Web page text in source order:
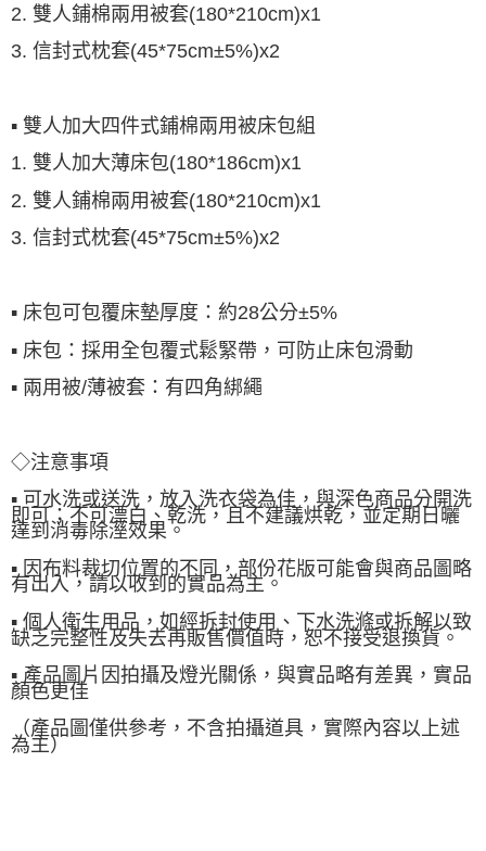
2. 雙人鋪棉兩用被套(180*210cm)x1
3. 信封式枕套(45*75cm±5%)x2
▪ 雙人加大四件式鋪棉兩用被床包組
1. 雙人加大薄床包(180*186cm)x1
2. 雙人鋪棉兩用被套(180*210cm)x1
3. 信封式枕套(45*75cm±5%)x2
▪ 床包可包覆床墊厚度：約28公分±5%
▪ 床包：採用全包覆式鬆緊帶，可防止床包滑動
▪ 兩用被/薄被套：有四角綁繩
◇注意事項
▪ 可水洗或送洗，放入洗衣袋為佳，與深色商品分開洗
即可；不可漂白、乾洗，且不建議烘乾，並定期日曬
達到消毒除溼效果。
▪ 因布料裁切位置的不同，部份花版可能會與商品圖略
有出入，請以收到的實品為主。
▪ 個人衛生用品，如經拆封使用、下水洗滌或拆解以致
缺乏完整性及失去再販售價值時，恕不接受退換貨。
▪ 產品圖片因拍攝及燈光關係，與實品略有差異，實品
顏色更佳
（產品圖僅供參考，不含拍攝道具，實際內容以上述
為主）